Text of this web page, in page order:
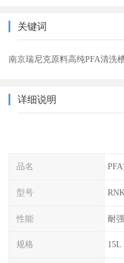
关键词
南京瑞尼克原料高纯PFA清洗
详细说明
品名
型号
性能 耐
规格 15L